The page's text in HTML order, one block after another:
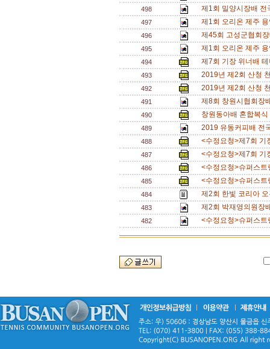
498 제1회 밀양시장배
497 제1회 오리온 제주
496 제45회 고성군협회
495 제1회 오리온 제주
494 제7회 기장 위너배
493 2019년 제2회 산청
492 2019년 제2회 산청
491 제8회 창원시협회장
490 창원동아배 혼합복
489 2019 유동커피배 전
488 <수정요청>제7회
487 <수정요청>제7회
486 <수정요청>슈퍼스
485 <수정요청>슈퍼스
484 제2회 한빛 코리아
483 제2회 박재영의원장
482 <수정요청>슈퍼스